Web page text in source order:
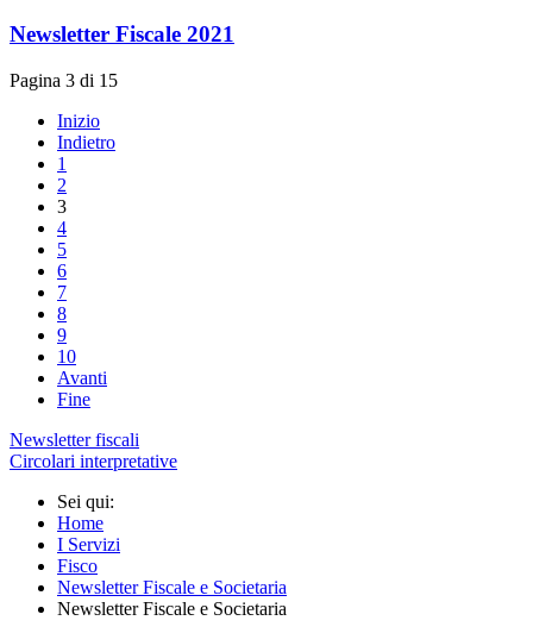
Newsletter Fiscale 2021
Pagina 3 di 15
Inizio
Indietro
1
2
3
4
5
6
7
8
9
10
Avanti
Fine
Newsletter fiscali
Circolari interpretative
Sei qui:
Home
I Servizi
Fisco
Newsletter Fiscale e Societaria
Newsletter Fiscale e Societaria